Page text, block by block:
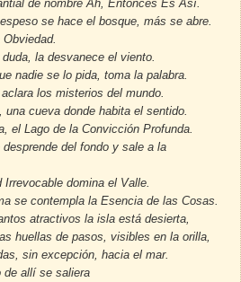
de nombre Ah, Entonces Es Así.
se hace el bosque, más se abre.
la desvanece el viento.
nadie se lo pida, toma la palabra.
los misterios del mundo.
una cueva donde habita el sentido.
el Lago de la Convicción Profunda.
desprende del fondo y sale a la
Irrevocable domina el Valle.
se contempla la Esencia de las Cosas.
atractivos la isla está desierta,
huellas de pasos, visibles en la orilla,
sin excepción, hacia el mar.
de allí se saliera